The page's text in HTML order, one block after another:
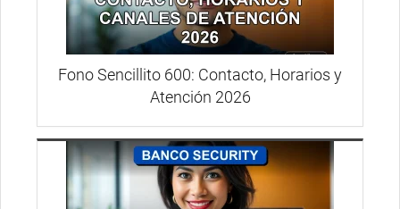
Fono Sencillito 600: Contacto, Horarios y
Atención 2026